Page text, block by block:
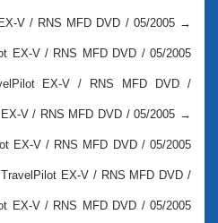
V / RNS MFD DVD / 05/2005 →
EX-V / RNS MFD DVD / 05/2005
EX-V / RNS MFD DVD /
V / RNS MFD DVD / 05/2005 →
EX-V / RNS MFD DVD / 05/2005
EX-V / RNS MFD DVD /
EX-V / RNS MFD DVD / 05/2005